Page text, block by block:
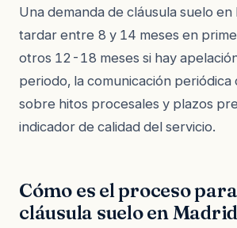
Una demanda de cláusula suelo
tardar entre 8 y 14 meses en
otros 12-18 meses si hay
periodo, la comunicación periódica
sobre hitos procesales y plazos
indicador de calidad del servicio.
Cómo es el proceso
cláusula suelo en Madrid